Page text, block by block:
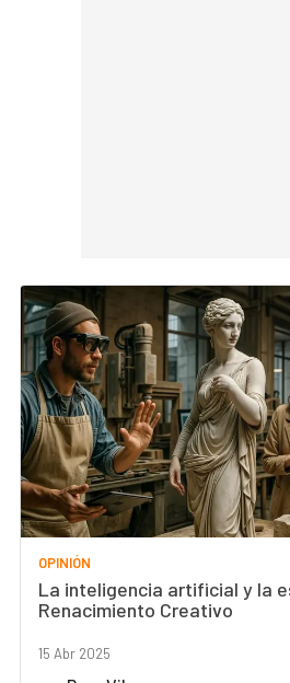
OPINIÓN
La inteligencia artificial y la
Renacimiento Creativo
15 Abr 2025